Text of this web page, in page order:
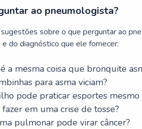
ao pneumologista?
sobre o que perguntar ao
do diagnóstico que ele fornecer:
a mesma coisa que bronquite
para asma viciam?
pode praticar esportes mesmo
em uma crise de tosse?
pulmonar pode virar câncer?